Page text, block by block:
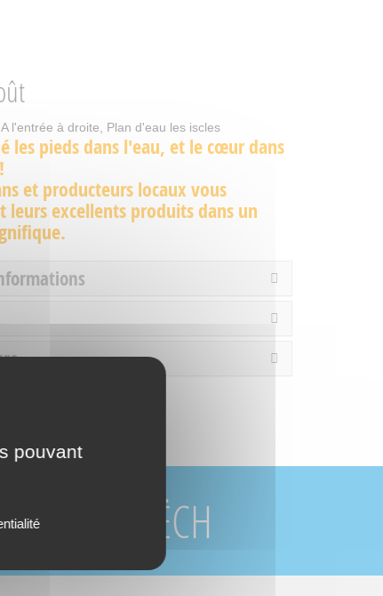
l'entrée à droite, Plan d'eau les iscles
les pieds dans l'eau, et le cœur dans
et producteurs locaux vous
leurs excellents produits dans un
DU BUËCH
pouvant